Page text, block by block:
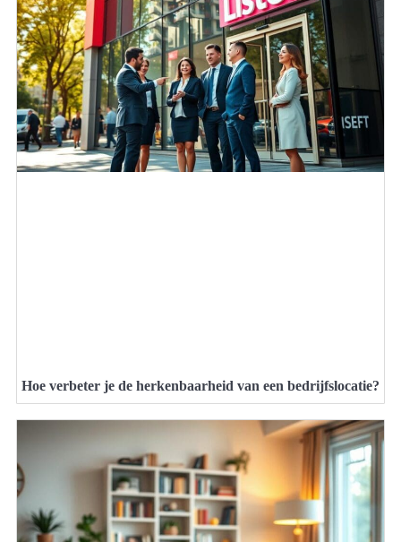
Hoe verbeter je de herkenbaarheid van een bedrijfslocatie?